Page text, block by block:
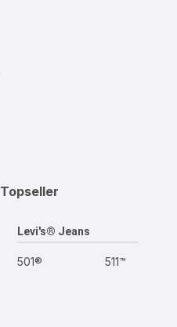
Topseller
Levi's® Jeans
501® 511™